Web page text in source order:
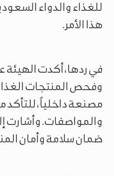
للغذاء والدواء
هذا الأمر.
في ردها، أكدت
وفحص المنتجات
مصنعة داخلياً، للتأكد
والمواصفات. وأشارت
ضمان سلامة وأمان